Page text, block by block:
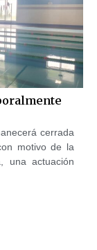
cerrada
motivo de la
una actuación